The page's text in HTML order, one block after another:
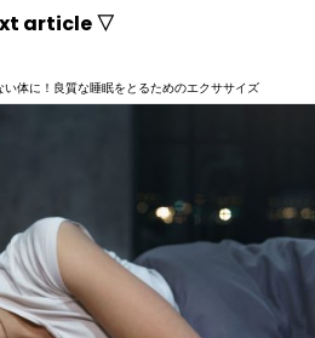
article ▽
体に！良質な睡眠をとるためのエクササイズ